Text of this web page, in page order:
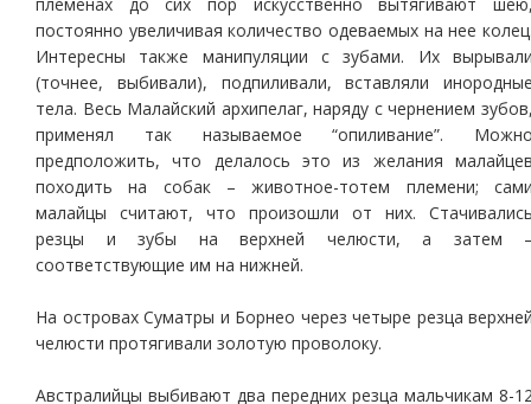
постоянно увеличивая количество одеваемых на нее
Интересны также манипуляции с зубами. Их
(точнее, выбивали), подпиливали, вставляли
тела. Весь Малайский архипелаг, наряду с чернением
применял так называемое “опиливание”.
предположить, что делалось это из желания
походить на собак – животное-тотем племени;
малайцы считают, что произошли от них.
резцы и зубы на верхней челюсти, а затем
соответствующие им на нижней.
На островах Суматры и Борнео через четыре резца
челюсти протягивали золотую проволоку.
Австралийцы выбивают два передних резца мальчикам 8-